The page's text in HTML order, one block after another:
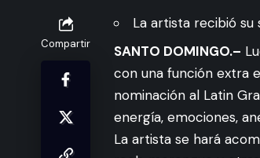
Compartir
La artista recibió su
SANTO DOMINGO.–
con una función extra
nominación al Latin
energía, emociones,
La artista se hará